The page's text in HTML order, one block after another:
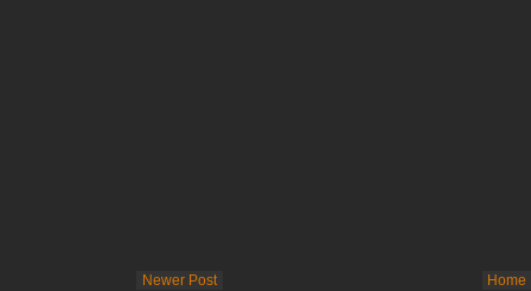
Newer Post Home